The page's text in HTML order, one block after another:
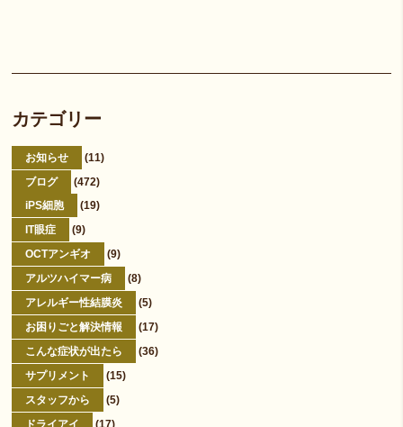
カテゴリー
お知らせ
(11)
ブログ
(472)
iPS細胞
(19)
IT眼症
(9)
OCTアンギオ
(9)
アルツハイマー病
(8)
アレルギー性結膜炎
(5)
お困りごと解決情報
(17)
こんな症状が出たら
(36)
サプリメント
(15)
スタッフから
(5)
ドライアイ
(17)